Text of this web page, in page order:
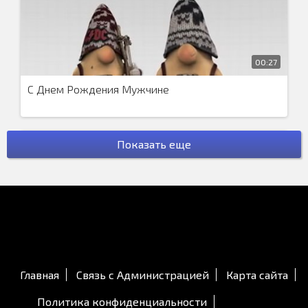
00:27
С Днем Рождения Мужчине
Показать еще
Главная Связь с Администрацией Карта сайта
Политика конфиденциальности